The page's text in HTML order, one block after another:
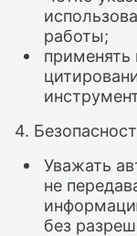
работы;
применять
4.
Уважать
не
без